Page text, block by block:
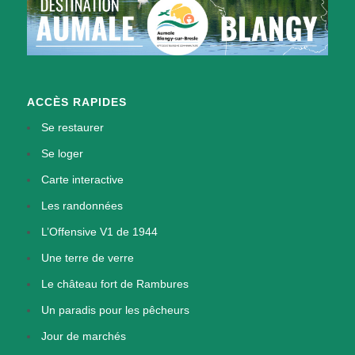
ACCÈS RAPIDES
Se restaurer
Se loger
Carte interactive
Les randonnées
L’Offensive V1 de 1944
Une terre de verre
Le château fort de Rambures
Un paradis pour les pêcheurs
Jour de marchés